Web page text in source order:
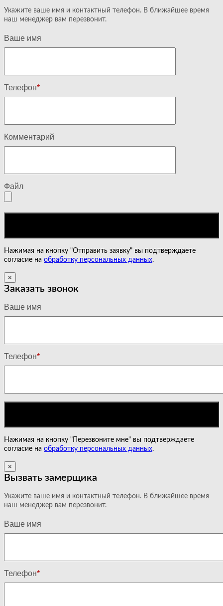
Укажите ваше имя и контактный телефон. В ближайшее время
наш менеджер вам перезвонит.
Ваше имя
Телефон*
Комментарий
Файл
Нажимая на кнопку "Отправить заявку" вы подтверждаете
согласие на обработку персональных данных.
×
Заказать звонок
Ваше имя
Телефон*
Нажимая на кнопку "Перезвоните мне" вы подтверждаете
согласие на обработку персональных данных.
×
Вызвать замерщика
Укажите ваше имя и контактный телефон. В ближайшее время
наш менеджер вам перезвонит.
Ваше имя
Телефон*